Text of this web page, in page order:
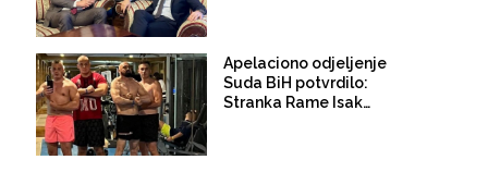
biti istrage?
Apelaciono odjeljenje
Suda BiH potvrdilo:
Stranka Rame Isaka ne